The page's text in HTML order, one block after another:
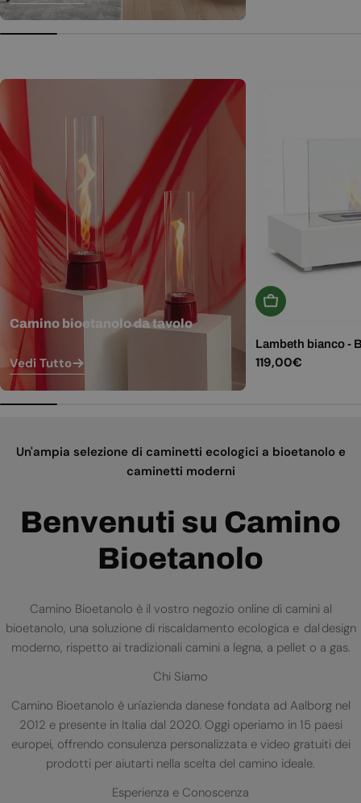
Camino bioetanolo da tavolo
Vedi Tutto
Aggiungi Al
Lambeth bianco -
Prezzo
119,00€
Un'ampia selezione di caminetti ecologici a bioetanolo e
caminetti moderni
Benvenuti su Camino
Bioetanolo
Camino Bioetanolo è il vostro negozio online di camini al
bioetanolo, una soluzione di riscaldamento ecologica e dal design
moderno, rispetto ai tradizionali camini a legna, a pellet o a gas.
Chi Siamo
Camino Bioetanolo è un'azienda danese fondata ad Aalborg nel
2012 e presente in Italia dal 2020. Oggi operiamo in 15 paesi
europei, offrendo consulenza personalizzata e video gratuiti dei
prodotti per aiutarti nella scelta del camino ideale.
Esperienza e Conoscenza